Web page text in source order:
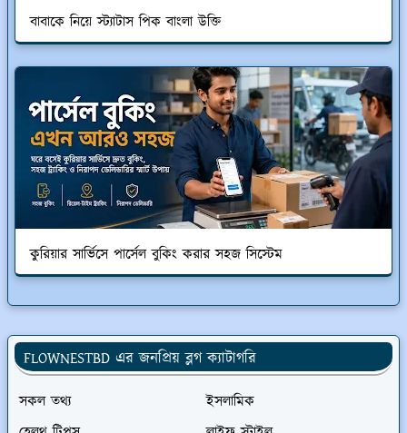
বাবাকে নিয়ে স্ট্যাটাস পিক বাংলা উক্তি
কুরিয়ার সার্ভিসে পার্সেল বুকিং করার সহজ সিস্টেম
FLOWNESTBD এর জনপ্রিয় ব্লগ ক্যাটাগরি
সকল তথ্য
ইসলামিক